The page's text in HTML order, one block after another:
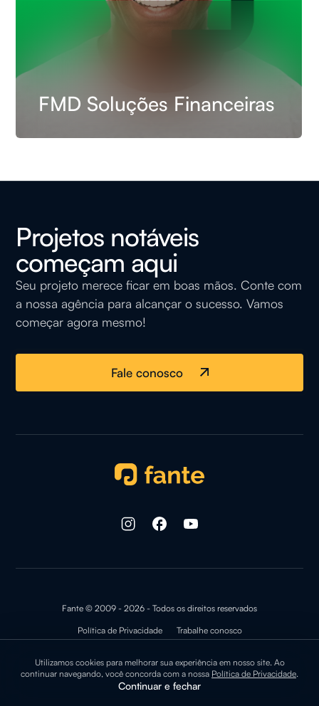
FMD Soluções Financeiras
projetos
Projetos notáveis
começam aqui
Seu projeto merece ficar em boas mãos. Conte com
a nossa agência para alcançar o sucesso. Vamos
começar agora mesmo!
Fale conosco
Fante © 2009 - 2026 - Todos os direitos reservados
Política de Privacidade Trabalhe conosco
Utilizamos cookies para melhorar sua experiência em nosso site. Ao
continuar navegando, você concorda com a nossa Política de Privacidade.
Continuar e fechar